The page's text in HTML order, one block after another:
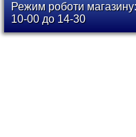
Режим роботи
10-00 до 14-30